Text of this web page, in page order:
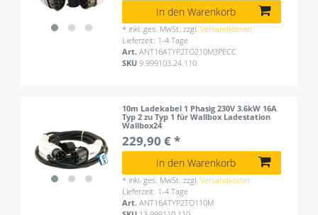
In den Warenkorb
* inkl. ges. MwSt. zzgl.Versandkosten
Lieferzeit: 1-4 Tage
Art.ANT16ATYP2TO210M3PECC
SKU9.999103.24.110
10m Ladekabel 1 Phasig 230V 3.6kW 16A
Typ 2 zu Typ 1 für Wallbox Ladestation
Wallbox24
229,90 € *
In den Warenkorb
* inkl. ges. MwSt. zzgl.Versandkosten
Lieferzeit: 1-4 Tage
Art.ANT16ATYP2TO110M